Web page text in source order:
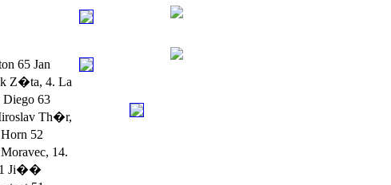
65 Jan
Z�ta, 4. La
63
Th�r,
52
14.
Ji��